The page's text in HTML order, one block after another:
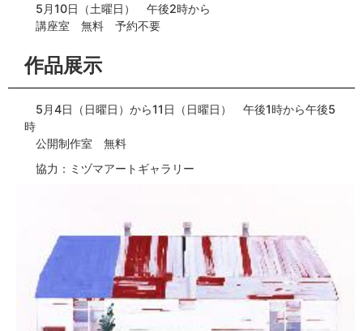
5月10日（土曜日） 午後2時から
講座室 無料 予約不要
作品展示
5月4日（日曜日）から11日（日曜日） 午後1時から午後5
時
公開制作室 無料
協力：ミヅマアートギャラリー